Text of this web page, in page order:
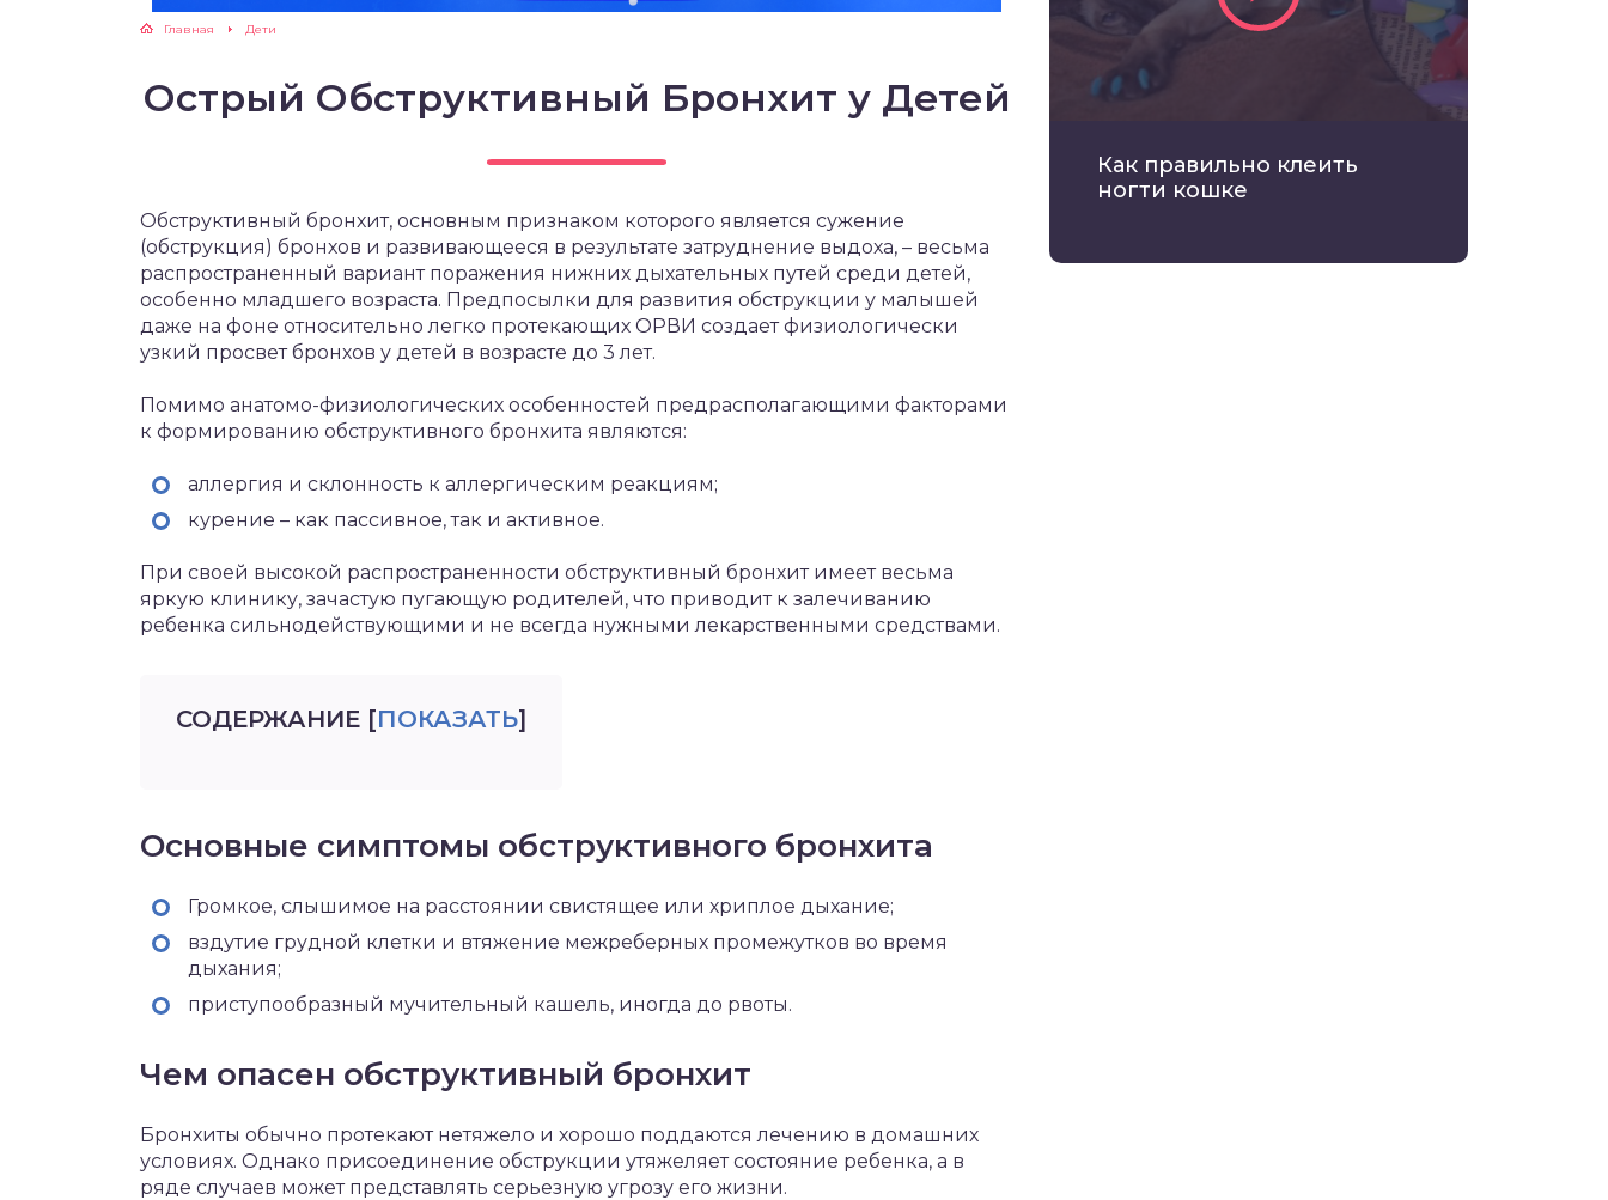
Главная Дети
Острый Обструктивный Бронхит у Детей
Обструктивный бронхит, основным признаком которого является сужение
(обструкция) бронхов и развивающееся в результате затруднение выдоха, – весьма
распространенный вариант поражения нижних дыхательных путей среди детей,
особенно младшего возраста. Предпосылки для развития обструкции у малышей
даже на фоне относительно легко протекающих ОРВИ создает физиологически
узкий просвет бронхов у детей в возрасте до 3 лет.
Помимо анатомо-физиологических особенностей предрасполагающими факторами
к формированию обструктивного бронхита являются:
аллергия и склонность к аллергическим реакциям;
курение – как пассивное, так и активное.
При своей высокой распространенности обструктивный бронхит имеет весьма
яркую клинику, зачастую пугающую родителей, что приводит к залечиванию
ребенка сильнодействующими и не всегда нужными лекарственными средствами.
СОДЕРЖАНИЕ [ПОКАЗАТЬ]
Основные симптомы обструктивного бронхита
Громкое, слышимое на расстоянии свистящее или хриплое дыхание;
вздутие грудной клетки и втяжение межреберных промежутков во время
дыхания;
приступообразный мучительный кашель, иногда до рвоты.
Чем опасен обструктивный бронхит
Бронхиты обычно протекают нетяжело и хорошо поддаются лечению в домашних
условиях. Однако присоединение обструкции утяжеляет состояние ребенка, а в
ряде случаев может представлять серьезную угрозу его жизни.
Как правильно клеить
ногти кошке